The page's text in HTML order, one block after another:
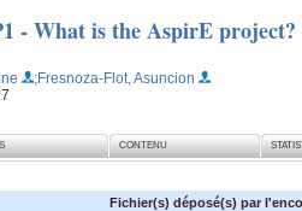
- What is the AspirE project?
;Fresnoza-Flot, Asuncion
CONTENU
Fichier(s) déposé(s) par